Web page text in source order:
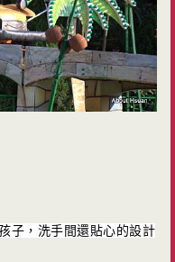
子，洗手間還貼心的設計